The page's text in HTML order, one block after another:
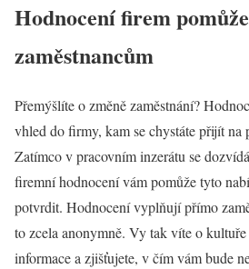
Hodnocení firem pomůže
zaměstnancům
Přemýšlíte o změně zaměstnání?
vhled do firmy, kam se chystáte přijít na
Zatímco v pracovním inzerátu se
firemní hodnocení vám pomůže tyto
potvrdit. Hodnocení vyplňují přímo
to zcela anonymně. Vy tak víte o
informace a zjišťujete, v čím vám bude